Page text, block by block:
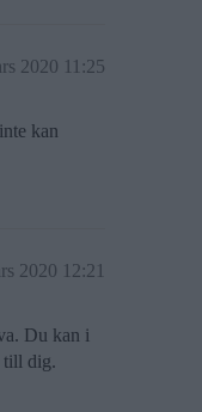
2020 11:25
kan
2020 12:21
Du kan i
till dig.